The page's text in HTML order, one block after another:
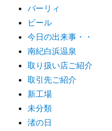
バーリィ
ビール
今日の出来事・・
南紀白浜温泉
取り扱い店ご紹介
取引先ご紹介
新工場
未分類
渚の日